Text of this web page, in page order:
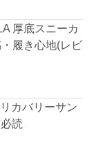
厚底スニーカ
履き心地(レビ
カバリーサン
読